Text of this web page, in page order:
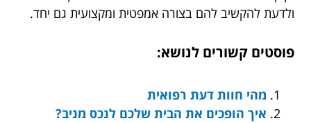
ולדעת להקשיב להם בצורה אמפטית ומקצועית גם יחד.
פוסטים קשורים לנושא:
מהי חוות דעת רפואית
איך הופכים את הבית שלכם לנכס מניב?